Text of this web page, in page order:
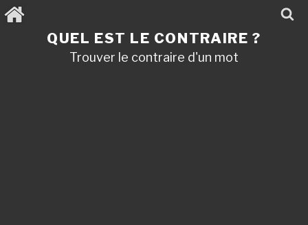
Aller
au
QUEL EST LE CONTRAIRE ?
Trouver le contraire d'un mot